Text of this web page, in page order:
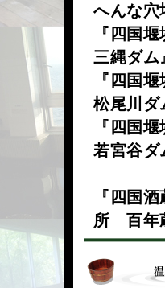
へんな
『四国
三縄ダム
『四国
松尾川ダ
『四国
若宮谷ダ
『四国
所 百年